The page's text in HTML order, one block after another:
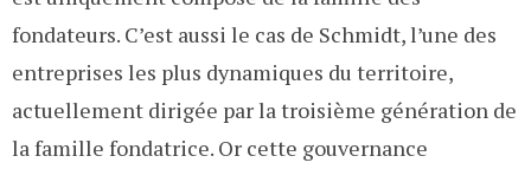
fondateurs. C’est aussi le cas de Schmidt, l’une des
entreprises les plus dynamiques du territoire,
actuellement dirigée par la troisième génération de
la famille fondatrice. Or cette gouvernance